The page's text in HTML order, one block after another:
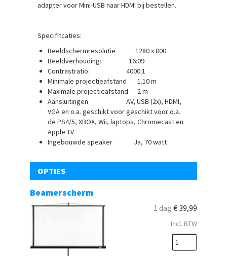
adapter voor Mini-USB naar HDMI bij bestellen.
Specifitcaties:
Beeldschermresolutie 1280 x 800
Beeldverhouding: 16:09
Contrastratio: 4000:1
Minimale projectieafstand 1.10 m
Maximale projectieafstand 2 m
Aansluitingen AV, USB (2x), HDMI,
VGA en o.a. geschikt voor geschikt voor o.a.
de PS4/5, XBOX, Wii, laptops, Chromecast en
Apple TV
Ingebouwde speaker Ja, 70 watt
OPTIES
Beamerscherm
1 dag €39,99
Incl. BTW